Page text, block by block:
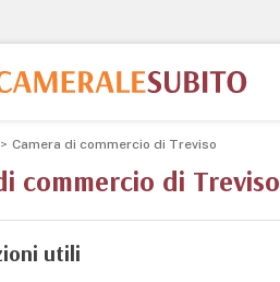
Camera di commercio di Treviso
commercio di Treviso
utili